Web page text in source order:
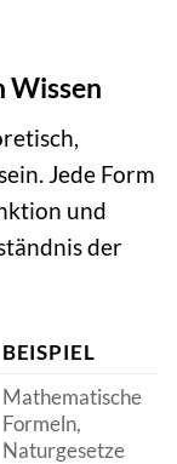
Wissen
Jede Form
und
der
BEISPIEL
Mathematische
Formeln,
Naturgesetze